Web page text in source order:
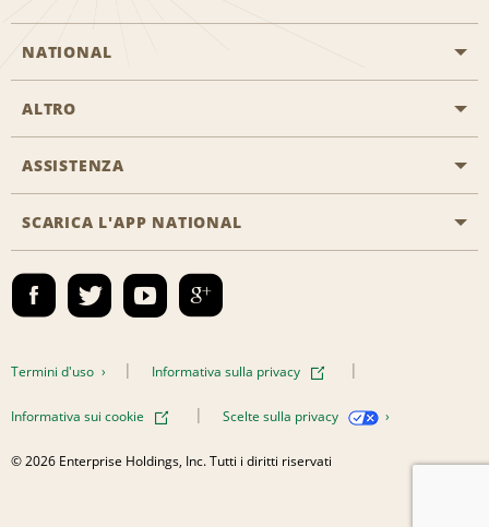
NATIONAL
Inizia una prenotazione
Programmi business
Emerald Club Accedi
ALTRO
Offerte di lavoro
ASSISTENZA
Accessibilità
Contatti
SCARICA L'APP NATIONAL
Termini d'uso Informativa sulla privacy
Informativa sui cookie Scelte sulla privacy
© 2026 Enterprise Holdings, Inc. Tutti i diritti riservati